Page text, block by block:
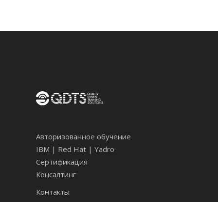
Авторизованное обучение
IBM | Red Hat | Yadro
Сертификация
Консалтинг
Контакты